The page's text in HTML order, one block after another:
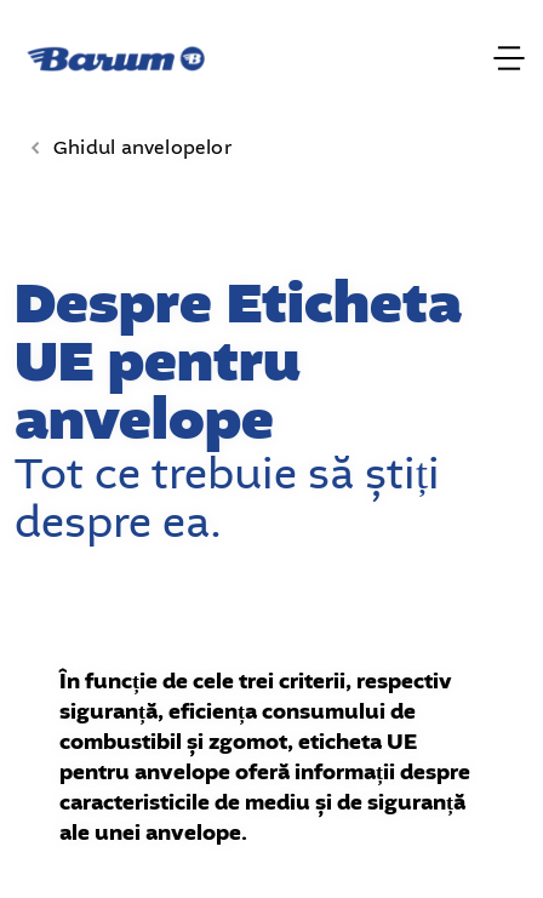
Ghidul anvelopelor
Despre Eticheta
UE pentru
anvelope
Tot ce trebuie să știți
despre ea.
În funcție de cele trei criterii, respectiv
siguranță, eficiența consumului de
combustibil și zgomot, eticheta UE
pentru anvelope oferă informații despre
caracteristicile de mediu și de siguranță
ale unei anvelope.